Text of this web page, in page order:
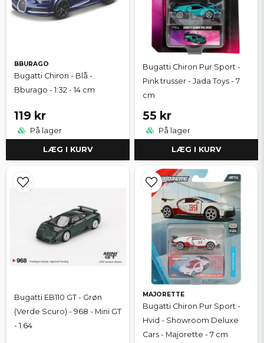
BBURAGO
Bugatti Chiron - Blå -
Bburago - 1:32 - 14 cm
119 kr
På lager
LÆG I KURV
Bugatti Chiron Pur Sport -
Pink trusser - Jada Toys - 7
cm
55 kr
På lager
LÆG I KURV
Bugatti EB110 GT - Grøn
(Verde Scuro) - 968 - Mini GT
- 1:64
MAJORETTE
Bugatti Chiron Pur Sport -
Hvid - Showroom Deluxe
Cars - Majorette - 7 cm